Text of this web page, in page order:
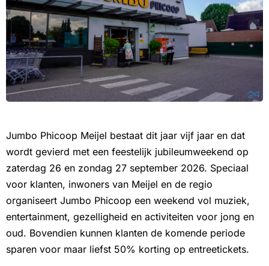
Jumbo Phicoop Meijel bestaat dit jaar vijf jaar en dat
wordt gevierd met een feestelijk jubileumweekend op
zaterdag 26 en zondag 27 september 2026. Speciaal
voor klanten, inwoners van Meijel en de regio
organiseert Jumbo Phicoop een weekend vol muziek,
entertainment, gezelligheid en activiteiten voor jong en
oud. Bovendien kunnen klanten de komende periode
sparen voor maar liefst 50% korting op entreetickets.